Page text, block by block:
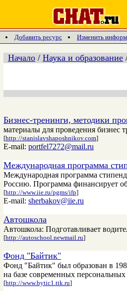
Добавить ресурс Изменить
Начало / Наука и образование
Бизнес-тренинги, методики
материалы для проведения бизнес
[http://stanislavshaposhnikov.com]
E-mail: portfel7272@mail.ru
Международная программа
Международная программа
Россию. Программа финансирует
[http://www.iie.ru/pgms/ifp]
E-mail: sherbakov@iie.ru
Автошкола
Автошкола: Подготавливает
[http://autoschool.newmail.ru]
Фонд "Байтик"
Фонд "Байтик" был образован в
на базе современных
[http://www.bytic1.ttk.ru]